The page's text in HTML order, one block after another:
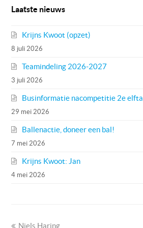
Laatste nieuws
Krijns Kwoot (opzet)
8 juli 2026
Teamindeling 2026-2027
3 juli 2026
Businformatie nacompetitie 2e elftal
29 mei 2026
Ballenactie, doneer een bal!
7 mei 2026
Krijns Kwoot: Jan
4 mei 2026
previous
Niels Haring